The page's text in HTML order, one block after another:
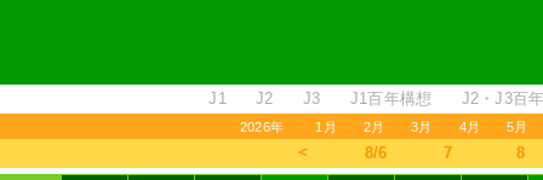
J1 J2 J3 J1百年構想 J2・J3百
2026年 1月 2月 3月 4月 5月
＜ 8/6 7 8